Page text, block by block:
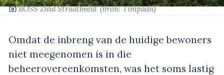
‘BOSS Zuid Straatbeeld’(bron: Timpaan)
Omdat de inbreng van de huidige bewoners
niet meegenomen is in die
beheerovereenkomsten, was het soms lastig